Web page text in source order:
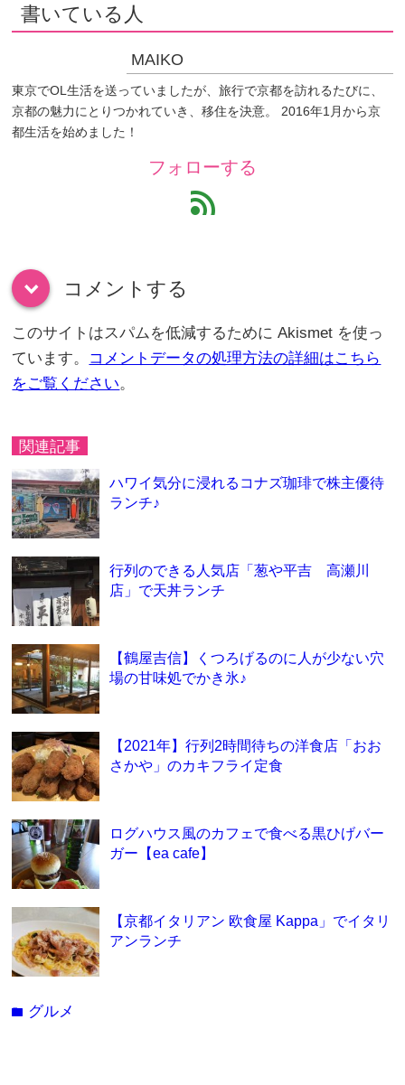
書いている人
MAIKO
東京でOL生活を送っていましたが、旅行で京都を訪れるたびに、
京都の魅力にとりつかれていき、移住を決意。 2016年1月から京
都生活を始めました！
フォローする
feed
down コメントする
このサイトはスパムを低減するために Akismet を使っ
ています。 コメントデータの処理方法の詳細はこちら
をご覧ください。
関連記事
ハワイ気分に浸れるコナズ珈琲で株主優待
ランチ♪
行列のできる人気店「葱や平吉 高瀬川
店」で天丼ランチ
【鶴屋吉信】くつろげるのに人が少ない穴
場の甘味処でかき氷♪
【2021年】行列2時間待ちの洋食店「おお
さかや」のカキフライ定食
ログハウス風のカフェで食べる黒ひげバー
ガー【ea cafe】
【京都イタリアン 欧食屋 Kappa」でイタリ
アンランチ
folder グルメ